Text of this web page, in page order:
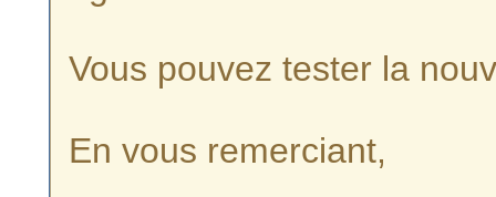
Vous pouvez tester la
En vous remerciant,